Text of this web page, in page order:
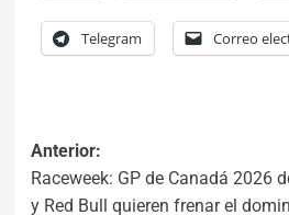
Telegram Correo
Anterior:
Raceweek: GP de Canadá 2026
y Red Bull quieren frenar el